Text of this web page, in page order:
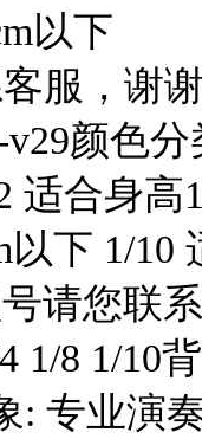
以下
服，谢
颜色
适合身高
以下 1/10
请您联
1/8 1/
: 专业演